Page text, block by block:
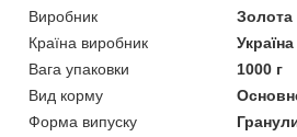
Виробник
Золота
Країна виробник
Україна
Вага упаковки
1000 г
Вид корму
Форма випуску